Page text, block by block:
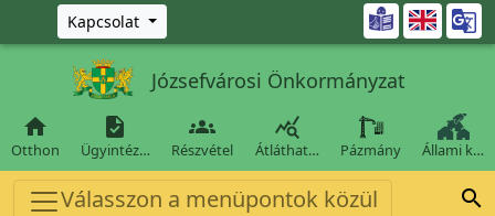
Ugrás a fő tartalomra
Kapcsolat 
Józsefvárosi Önkormányzat

Otthon

Ügyintéz…

Részvétel

Átláthat… Pázmány Állami k…
Válasszon a menüpontok közül 